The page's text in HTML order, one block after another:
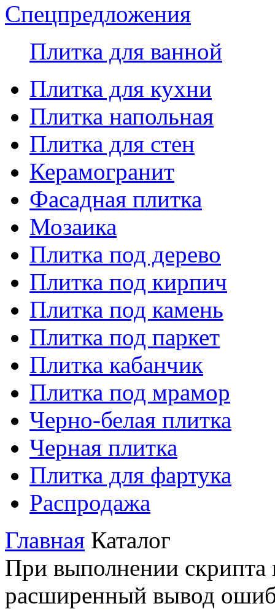
Спецпредложения
Плитка для ванной
Плитка для кухни
Плитка напольная
Плитка для стен
Керамогранит
Фасадная плитка
Мозаика
Плитка под дерево
Плитка под кирпич
Плитка под камень
Плитка под паркет
Плитка кабанчик
Плитка под мрамор
Черно-белая плитка
Черная плитка
Плитка для фартука
Распродажа
Главная Каталог
При выполнении
расширенный вывод